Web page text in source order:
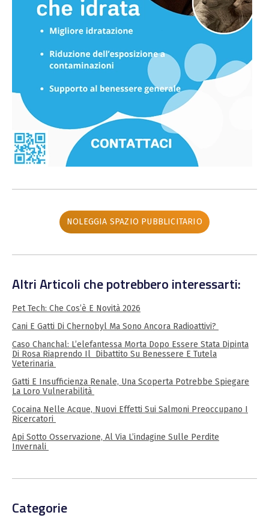
NOLEGGIA SPAZIO PUBBLICITARIO
Altri Articoli che potrebbero interessarti:
Pet Tech: Che Cos’è E Novità 2026
Cani E Gatti Di Chernobyl Ma Sono Ancora Radioattivi?
Caso Chanchal: L’elefantessa Morta Dopo Essere Stata Dipinta
Di Rosa Riaprendo Il Dibattito Su Benessere E Tutela
Veterinaria
Gatti E Insufficienza Renale, Una Scoperta Potrebbe Spiegare
La Loro Vulnerabilità
Cocaina Nelle Acque, Nuovi Effetti Sui Salmoni Preoccupano I
Ricercatori
Api Sotto Osservazione, Al Via L’indagine Sulle Perdite
Invernali
Categorie